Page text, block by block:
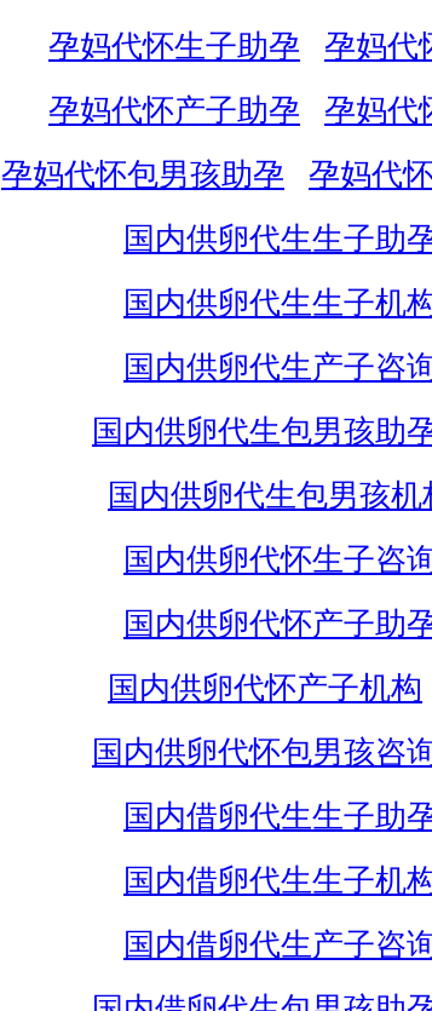
孕妈代怀生子助孕
孕妈代
孕妈代怀产子助孕
孕妈代
孕妈代怀包男孩助孕
孕妈代
国内供卵代生生子助
国内供卵代生生子机
国内供卵代生产子咨
国内供卵代生包男孩助
国内供卵代生包男孩机
国内供卵代怀生子咨
国内供卵代怀产子助
国内供卵代怀产子机构
国内供卵代怀包男孩咨
国内借卵代生生子助
国内借卵代生生子机
国内借卵代生产子咨